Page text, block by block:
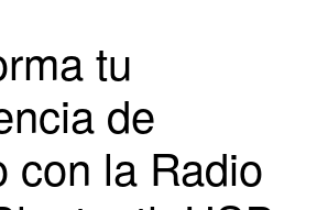
tu
de
con la Radio